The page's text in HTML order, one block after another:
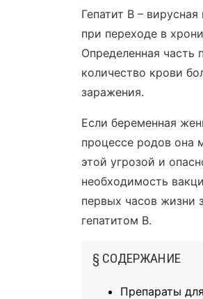
Гепатит В –
при переходе в
Определенная
количество крови
заражения.
Если беременная
процессе родов она
этой угрозой и
необходимость
первых часов жизни
гепатитом В.
§ СОДЕРЖАНИЕ
Препараты